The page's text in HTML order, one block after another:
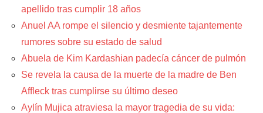
apellido tras cumplir 18 años
Anuel AA rompe el silencio y desmiente tajantemente
rumores sobre su estado de salud
Abuela de Kim Kardashian padecía cáncer de pulmón
Se revela la causa de la muerte de la madre de Ben
Affleck tras cumplirse su último deseo
Aylín Mujica atraviesa la mayor tragedia de su vida: